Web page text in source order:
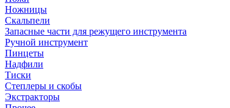
Ножницы
Скальпели
Запасные части для режущего инструмента
Ручной инструмент
Пинцеты
Надфили
Тиски
Степлеры и скобы
Экстракторы